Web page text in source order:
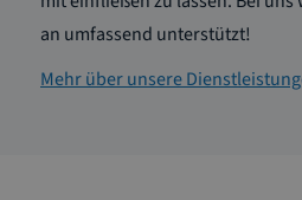
an umfassend unterstützt!
Mehr über unsere